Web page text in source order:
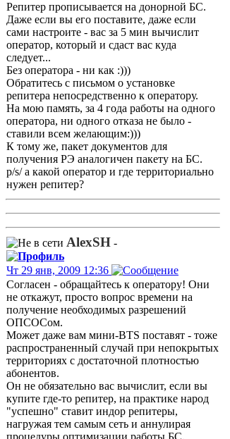
Репитер прописывается на донорной БС.
Даже если вы его поставите, даже если
сами настроите - вас за 5 мин вычислит
оператор, который и сдаст вас куда
следует...
Без оператора - ни как :)))
Обратитесь с письмом о установке
репитера непосредственно к оператору.
На мою память, за 4 года работы на одного
оператора, ни одного отказа не было -
ставили всем желающим:)))
К тому же, пакет документов для
получения РЭ аналогичен пакету на БС.
p/s/ а какой оператор и где территориально
нужен репитер?
AlexSH -
Чт 29 янв, 2009 12:36
Согласен - обращайтесь к оператору! Они
не откажут, просто вопрос времени на
получение необходимых разрешений
ОПСОСом.
Может даже вам мини-BTS поставят - тоже
распространенный случай при непокрытых
территориях с достаточной плотностью
абонентов.
Он не обязательно вас вычислит, если вы
купите где-то репитер, на практике народ
"успешно" ставит индор репитеры,
нагружая тем самым сеть и аннулирая
процедуры оптимизации работы БС.